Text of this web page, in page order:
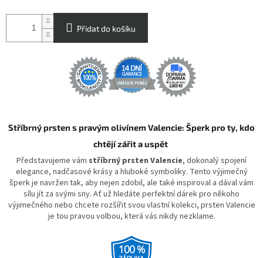
Přidat do košíku
Stříbrný prsten s pravým olivínem Valencie: Šperk pro ty, kdo
chtějí zářit a uspět
Představujeme vám stříbrný prsten Valencie, dokonalý spojení
elegance, nadčasové krásy a hluboké symboliky. Tento výjimečný
šperk je navržen tak, aby nejen zdobil, ale také inspiroval a dával vám
sílu jít za svými sny. Ať už hledáte perfektní dárek pro někoho
výjimečného nebo chcete rozšířit svou vlastní kolekci, prsten Valencie
je tou pravou volbou, která vás nikdy nezklame.